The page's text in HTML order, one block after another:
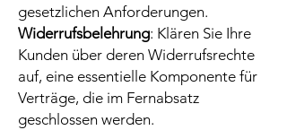
gesetzlichen Anforderungen.
Widerrufsbelehrung: Klären Sie Ihre
Kunden über deren Widerrufsrechte
auf, eine essentielle Komponente für
Verträge, die im Fernabsatz
geschlossen werden.